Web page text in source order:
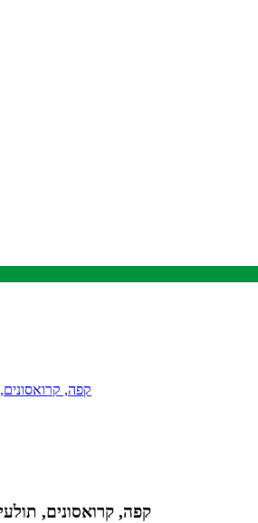
קפה,
קפה, קרואסונים,